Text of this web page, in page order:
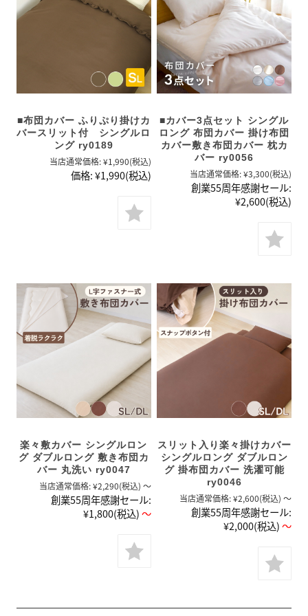
■布団カバー ふりぷり掛けカ
バースリット付 シングルロ
ング ry0189
当店通常価格:¥1,990(税込)
価格:¥1,990(税込)
■カバー3点セット シングル
ロング 布団カバー 掛け布団
カバー敷き布団カバー 枕カ
バー ry0056
当店通常価格:¥3,300(税込)
創業55周年感謝セール:
¥2,600(税込)
楽々敷カバー シングルロン
グ ダブルロング 敷き布団カ
バー 丸洗い ry0047
当店通常価格:¥2,290(税込) ～
創業55周年感謝セール:
¥1,800(税込)～
スリット入り楽々掛けカバー
シングルロング ダブルロン
グ 掛布団カバー 洗濯可能
ry0046
当店通常価格:¥2,600(税込) ～
創業55周年感謝セール:
¥2,000(税込)～